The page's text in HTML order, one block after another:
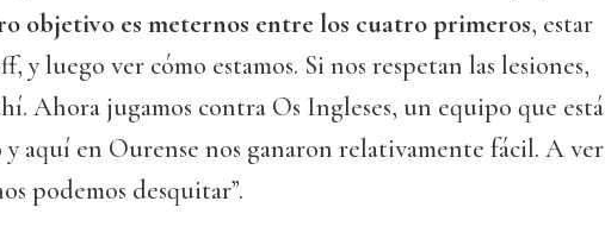
objetivo es meternos entre los cuatro primeros, estar
y luego ver cómo estamos. Si nos respetan las lesiones,
Ahora jugamos contra Os Ingleses, un equipo que está
aquí en Ourense nos ganaron relativamente fácil. A ver
podemos desquitar”.